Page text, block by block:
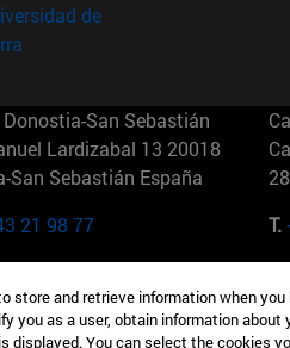
de
San Sebastián
Lardizabal 13 20018
San Sebastián España
21 98 77
T.
St 10019-2201 Nueva York
store and retrieve information when you
you as a user, obtain information about
displayed. You can select the cookies